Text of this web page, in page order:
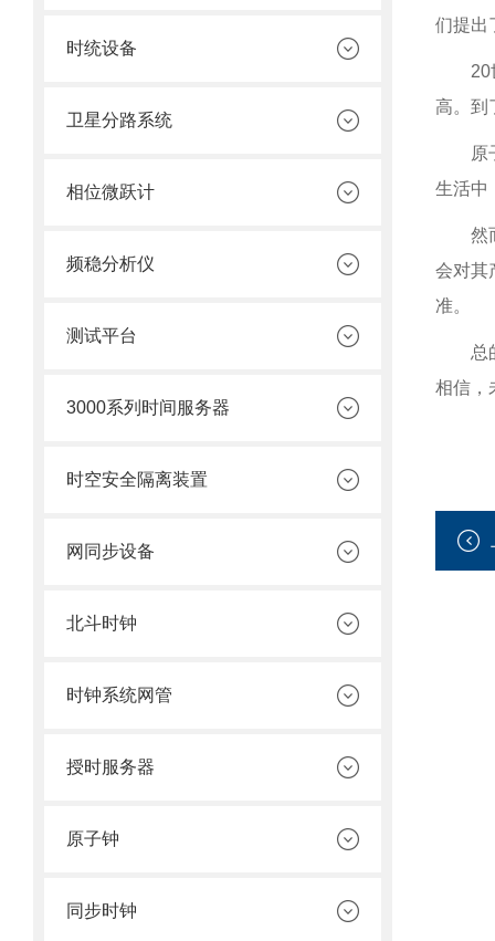
时统设备
卫星分路系统
相位微跃计
频稳分析仪
测试平台
3000系列时间服务器
时空安全隔离装置
网同步设备
北斗时钟
时钟系统网管
授时服务器
原子钟
同步时钟
们提出
20
高。到
原
生活中
然
会对其
准。
总
相信，